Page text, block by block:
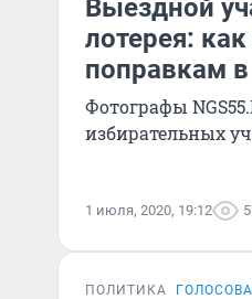
Выездной
лотерея:
поправкам
Фотографы
избирательных
1 июля, 2020, 19:12
ПОЛИТИКА